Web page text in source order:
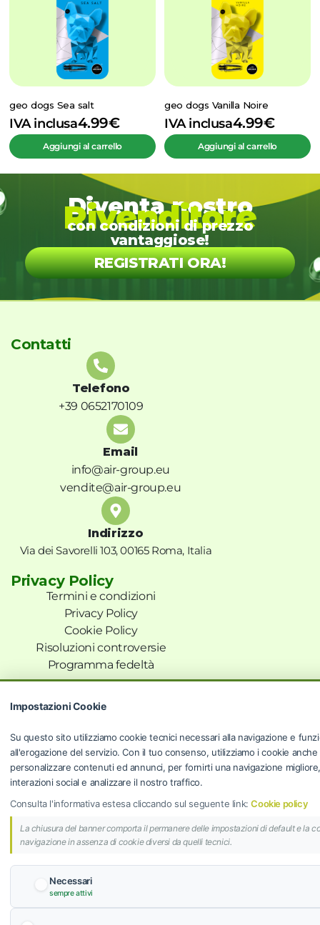
geo dogs Sea salt
4.99€
IVA inclusa
Aggiungi al carrello
geo dogs Vanilla Noire
4.99€
IVA inclusa
Aggiungi al carrello
Diventa nostro
Rivenditore
con condizioni di prezzo
vantaggiose!
REGISTRATI ORA!
Contatti
Telefono
+39 0652170109
Email
info@air-group.eu
vendite@air-group.eu
Indirizzo
Via dei Savorelli 103, 00165 Roma, Italia
Privacy Policy
Termini e condizioni
Privacy Policy
Cookie Policy
Risoluzioni controversie
Programma fedeltà
© 2024 AIR GROUP S.R.L. | Sede Legale: Via dei
Savorelli 103, 00165 Roma (RM) | P.IVA 14298871006 |
REA: RM-1510763 | Cap. Soc. € 100.000,00 i.v.
Privacy Policy-Cookie Policy-Regolamento Carta
Impostazioni Cookie
Su questo sito utilizziamo cookie tecnici necessari alla navigazione e
all'erogazione del servizio. Con il tuo consenso, utilizziamo i cookie
personalizzare contenuti ed annunci, per fornirti una navigazione
interazioni social e analizzare il nostro traffico.
Consulta l'informativa estesa cliccando sul seguente link:Cookie policy
La chiusura del banner comporta il permanere delle impostazioni di default e la
navigazione in assenza di cookie diversi da quelli tecnici.
Necessari
sempre attivi